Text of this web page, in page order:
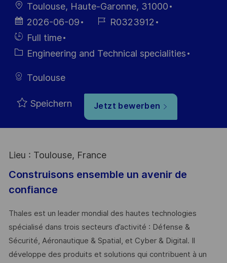
Ort
Toulouse, Haute-Garonne, 31000
Datum der
Veröffentlichung
2026-06-09
Job- R0323912
Einstellunngstyp
Full time
Kategorie
Engineering and Technical specialities
Toulouse
Speichern Jetzt bewerben
Lieu : Toulouse, France
Construisons ensemble un avenir de
confiance
Thales est un leader mondial des hautes technologies
spécialisé dans trois secteurs d’activité : Défense &
Sécurité, Aéronautique & Spatial, et Cyber & Digital. Il
développe des produits et solutions qui contribuent à un